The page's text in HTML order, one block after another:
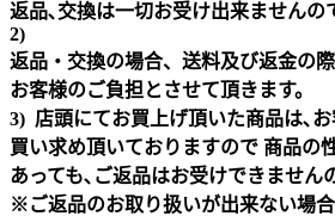
返品､交換は一切お受け出来ませんの
2)
返品・交換の場合、送料及び返金の
お客様のご負担とさせて頂きます。
3) 店頭にてお買上げ頂いた商品は､
買い求め頂いておりますので 商品の
あっても､ご返品はお受けできません
※ご返品のお取り扱いが出来ない場